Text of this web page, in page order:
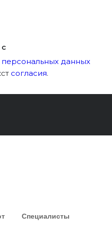
данных
согласия.
Специалисты
СРО